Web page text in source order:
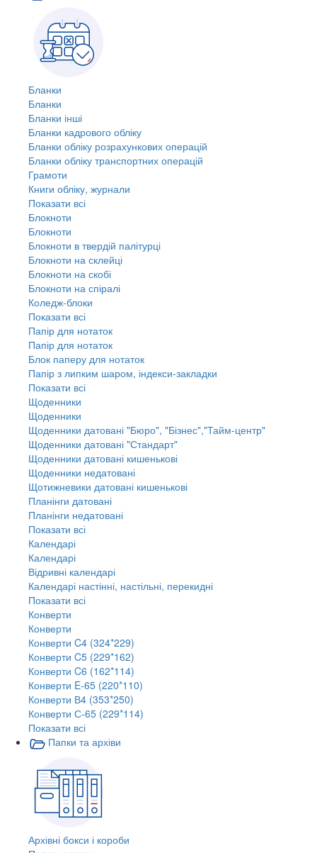
Бланки
Бланки
Бланки інші
Бланки кадрового обліку
Бланки обліку розрахункових операцій
Бланки обліку транспортних операцій
Грамоти
Книги обліку, журнали
Показати всі
Блокноти
Блокноти
Блокноти в твердій палітурці
Блокноти на склейці
Блокноти на скобі
Блокноти на спіралі
Коледж-блоки
Показати всі
Папір для нотаток
Папір для нотаток
Блок паперу для нотаток
Папір з липким шаром, індекси-закладки
Показати всі
Щоденники
Щоденники
Щоденники датовані "Бюро", "Бізнес","Тайм-центр"
Щоденники датовані "Стандарт"
Щоденники датовані кишенькові
Щоденники недатовані
Щотижневики датовані кишенькові
Планінги датовані
Планінги недатовані
Показати всі
Календарі
Календарі
Відривні календарі
Календарі настінні, настільні, перекидні
Показати всі
Конверти
Конверти
Конверти C4 (324*229)
Конверти C5 (229*162)
Конверти C6 (162*114)
Конверти E-65 (220*110)
Конверти В4 (353*250)
Конверти С-65 (229*114)
Показати всі
Папки та архіви
Архівні бокси і короби